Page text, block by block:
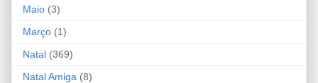
Maio (3)
Março (1)
Natal (369)
Natal Amiga (8)